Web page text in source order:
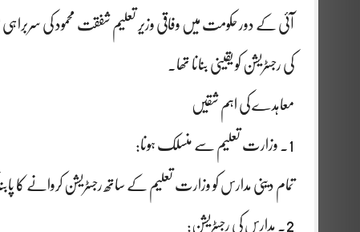
آئی کے دور حکومت میں وفاقی وزیر تعلیم شفقت محمود کی سربراہی
کی رجسٹریشن کو یقینی بنانا تھا۔
معاہدے کی اہم شقیں
1. وزارت تعلیم سے منسلک ہونا:
تمام دینی مدارس کو وزارت تعلیم کے ساتھ رجسٹریشن کروانے کا پابند
2. مدارس کی رجسٹریشن: